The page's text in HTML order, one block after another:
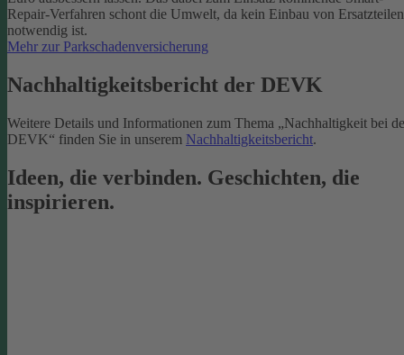
Repair-Verfahren schont die Umwelt, da kein Einbau von Ersatzteilen
notwendig ist.
Mehr zur Parkschadenversicherung
Nachhaltigkeitsbericht der DEVK
Weitere Details und Informationen zum Thema „Nachhaltigkeit bei
DEVK“ finden Sie in unserem Nachhaltigkeitsbericht.
Ideen, die verbinden. Geschichten, die
inspirieren.